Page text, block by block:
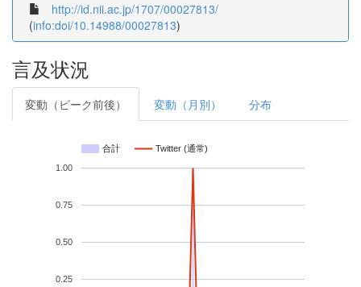
http://id.nii.ac.jp/1707/00027813/
(info:doi/10.14988/00027813)
言及状況
変動（ピーク前後） 変動（月別） 分布
合計 Twitter (通常)
0.25
0.50
0.75
1.00